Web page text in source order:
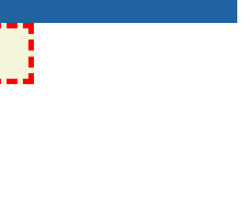
пневматика, метизы,
РОЛТОМ, APZ, FBJ, KYK,